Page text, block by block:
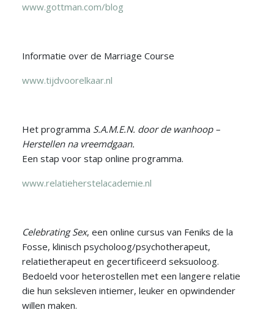
www.gottman.com/blog
Informatie over de Marriage Course
www.tijdvoorelkaar.nl
Het programma S.A.M.E.N. door de wanhoop –
Herstellen na vreemdgaan.
Een stap voor stap online programma.
www.relatieherstelacademie.nl
Celebrating Sex, een online cursus van Feniks de la
Fosse, klinisch psycholoog/psychotherapeut,
relatietherapeut en gecertificeerd seksuoloog.
Bedoeld voor heterostellen met een langere relatie
die hun seksleven intiemer, leuker en opwindender
willen maken.